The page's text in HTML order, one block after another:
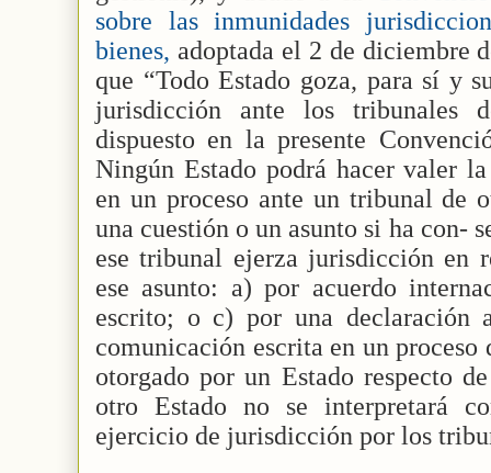
sobre las inmunidades
bienes, adoptada el 2 de diciembre
que “Todo Estado goza, para sí y
jurisdicción ante los tribunales
dispuesto en la presente
Ningún Estado podrá hacer valer
en un proceso ante un tribunal de
una cuestión o un asunto si ha con-
ese tribunal ejerza jurisdicción en
ese asunto: a) por acuerdo
escrito; o c) por una declaración
comunicación escrita en un
otorgado por un Estado respecto
otro Estado no se interpretará
ejercicio de jurisdicción por los